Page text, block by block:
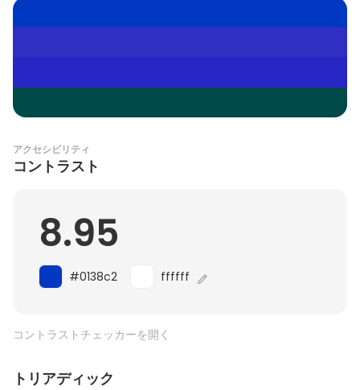
アクセシビリティ
コントラスト
8.95
#0138c2 ffffff
コントラストチェッカーを開く
トリアディック